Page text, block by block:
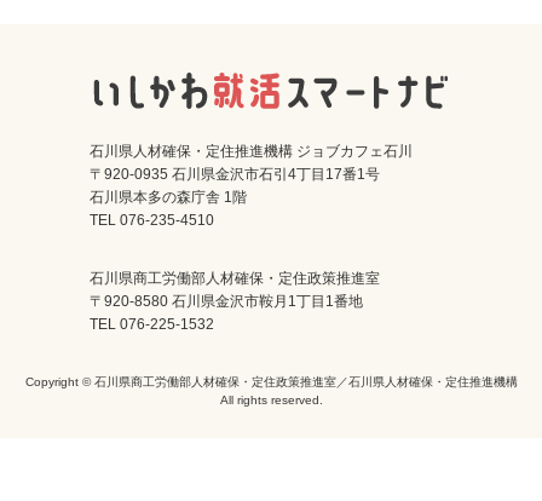
ログイン 会員登録
石川県人材確保・定住推進機構 ジョブカフェ石川
〒920-0935 石川県金沢市石引4丁目17番1号
石川県本多の森庁舎 1階
TEL 076-235-4510
石川県商工労働部人材確保・定住政策推進室
〒920-8580 石川県金沢市鞍月1丁目1番地
TEL 076-225-1532
Copyright © 石川県商工労働部人材確保・定住政策推進室／石川県人材確保・定住推進機構
All rights reserved.